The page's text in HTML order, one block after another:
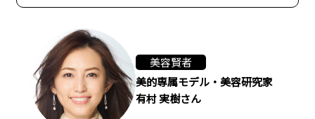
美容賢者
美的専属モデル・美容研究家
有村 実樹さん